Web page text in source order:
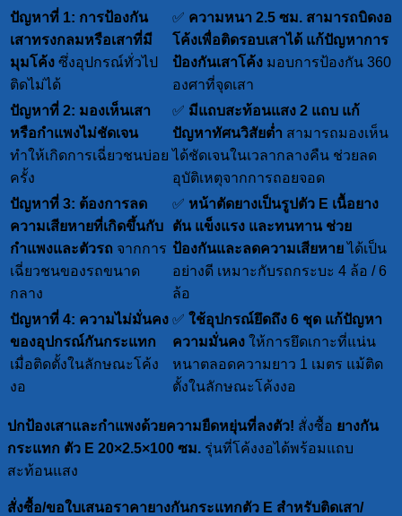
ปัญหาที่ 1: การป้องกัน
เสาทรงกลมหรือเสาที่มี
มุมโค้ง ซึ่งอุปกรณ์ทั่วไป
ติดไม่ได้
✅ ความหนา 2.5 ซม. สามารถบิดงอ
โค้งเพื่อติดรอบเสาได้ แก้ปัญหาการ
ป้องกันเสาโค้ง มอบการป้องกัน 360
องศาที่จุดเสา
ปัญหาที่ 2: มองเห็นเสา
หรือกำแพงไม่ชัดเจน
ทำให้เกิดการเฉี่ยวชนบ่อย
ครั้ง
✅ มีแถบสะท้อนแสง 2 แถบ แก้
ปัญหาทัศนวิสัยต่ำ สามารถมองเห็น
ได้ชัดเจนในเวลากลางคืน ช่วยลด
อุบัติเหตุจากการถอยจอด
ปัญหาที่ 3: ต้องการลด
ความเสียหายที่เกิดขึ้นกับ
กำแพงและตัวรถ จากการ
เฉี่ยวชนของรถขนาด
กลาง
✅ หน้าตัดยางเป็นรูปตัว E เนื้อยาง
ตัน แข็งแรง และทนทาน ช่วย
ป้องกันและลดความเสียหายได้เป็น
อย่างดี เหมาะกับรถกระบะ 4 ล้อ / 6
ล้อ
ปัญหาที่ 4: ความไม่มั่นคง
ของอุปกรณ์กันกระแทก
เมื่อติดตั้งในลักษณะโค้ง
งอ
✅ ใช้อุปกรณ์ยึดถึง 6 ชุด แก้ปัญหา
ความมั่นคง ให้การยึดเกาะที่แน่น
หนาตลอดความยาว 1 เมตร แม้ติด
ตั้งในลักษณะโค้งงอ
ปกป้องเสาและกำแพงด้วยความยืดหยุ่นที่ลงตัว! สั่งซื้อ ยางกัน
กระแทก ตัว E 20×2.5×100 ซม. รุ่นที่โค้งงอได้พร้อมแถบ
สะท้อนแสง
สั่งซื้อ/ขอใบเสนอราคายางกันกระแทกตัว E สำหรับติดเสา/